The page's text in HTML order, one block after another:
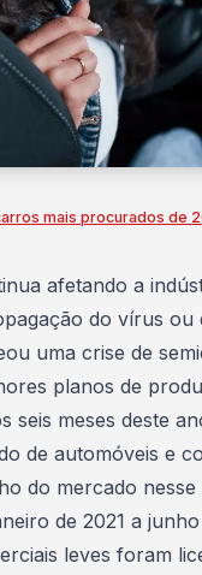
mais procurados de
afetando a
do vírus ou
uma crise de
planos de
seis meses deste
de automóveis e
do mercado
de 2021 a
leves foram